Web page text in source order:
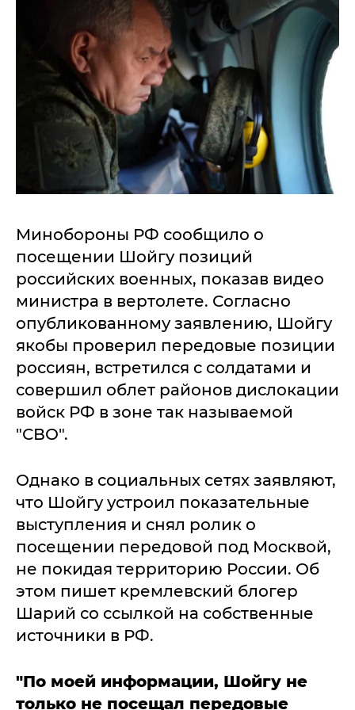
Минобороны РФ сообщило о
посещении Шойгу позиций
российских военных, показав видео
министра в вертолете. Согласно
опубликованному заявлению, Шойгу
якобы проверил передовые позиции
россиян, встретился с солдатами и
совершил облет районов дислокации
войск РФ в зоне так называемой
"СВО".
Однако в социальных сетях заявляют,
что Шойгу устроил показательные
выступления и снял ролик о
посещении передовой под Москвой,
не покидая территорию России. Об
этом пишет кремлевский блогер
Шарий со ссылкой на собственные
источники в РФ.
"По моей информации, Шойгу не
только не посещал передовые